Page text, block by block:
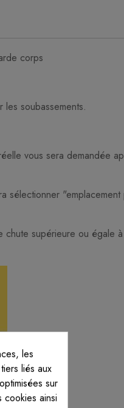
corps
soubassements.
vous sera demandée
sélectionner
supérieure ou égale
les
liés aux
sur
ainsi